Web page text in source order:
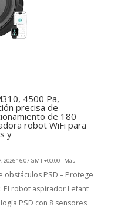
4500 Pa,
precisa de
de 180
robot WiFi para
y
16:07 GMT +00:00 - Más
obstáculos PSD – Protege
El robot aspirador Lefant
PSD con 8 sensores